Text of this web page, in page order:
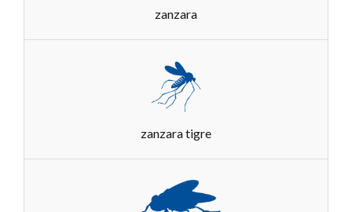
zanzara
zanzara tigre